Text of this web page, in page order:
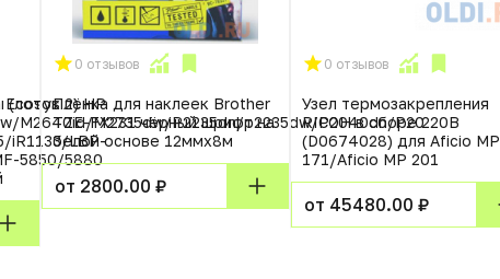
Ecosys
M2640id/M2735dw/P2235dn/p2235dw/P2040dn/P20
(лоток 2) HP
iR1133/LBP-
5850/5880
0 отзывов
Плёнка для наклеек Brother
TZE-FX231 чёрный шрифт на
белой основе 12ммx8м
от 2800.00 ₽
0 отзывов
Узел термозакрепления
RICOH в сборе 220В
(D0674028) для Aficio MP
171/Aficio MP 201
от 45480.00 ₽